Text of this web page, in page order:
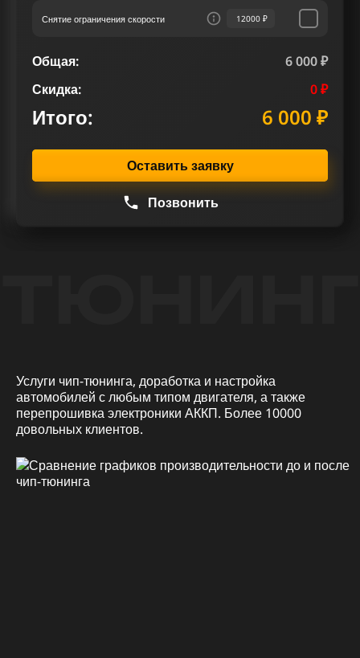
Снятие ограничения скорости 12000 ₽
Общая:
6 000 ₽
Скидка:
0 ₽
Итого: 6 000 ₽
Оставить заявку
Позвонить
Услуги чип-тюнинга, доработка и настройка
автомобилей с любым типом двигателя, а также
перепрошивка электроники АККП. Более 10000
довольных клиентов.